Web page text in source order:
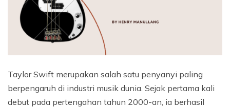
Taylor Swift merupakan salah satu penyanyi paling
berpengaruh di industri musik dunia. Sejak pertama kali
debut pada pertengahan tahun 2000-an, ia berhasil